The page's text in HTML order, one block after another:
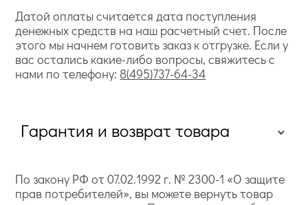
Датой оплаты считается дата поступления
денежных средств на наш расчетный счет. После
этого мы начнем готовить заказ к отгрузке. Если у
вас остались какие-либо вопросы, свяжитесь с
нами по телефону: 8(495)737-64-34
Гарантия и возврат товара
По закону РФ от 07.02.1992 г. № 2300-1 «О защите
прав потребителей», вы можете вернуть товар